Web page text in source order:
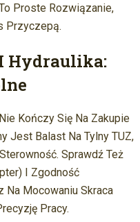
Proste Rozwiązanie,
Przyczepą.
Hydraulika:
Kończy Się Na Zakupie
Jest Balast Na Tylny TUZ,
Sprawdź Też
I Zgodność
Na Mocowaniu Skraca
Pracy.